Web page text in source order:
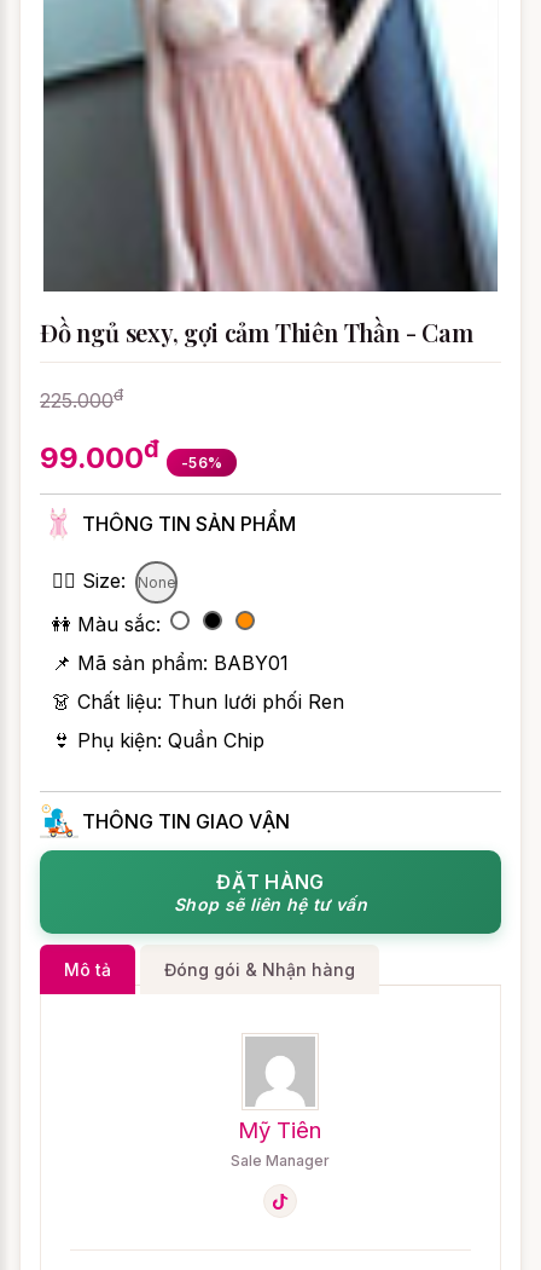
Đồ ngủ sexy, gợi cảm Thiên Thần - Cam
225.000đ
99.000đ -56%
THÔNG TIN SẢN PHẨM
👯‍♀️ Size: None
👭 Màu sắc:
📌 Mã sản phẩm: BABY01
👗 Chất liệu: Thun lưới phối Ren
👙 Phụ kiện: Quần Chip
THÔNG TIN GIAO VẬN
ĐẶT HÀNG
Shop sẽ liên hệ tư vấn
Mô tả Đóng gói & Nhận hàng
Mỹ Tiên
Sale Manager